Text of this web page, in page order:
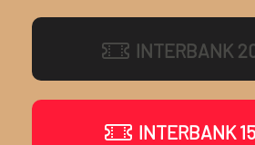
INTERBANK
INTERBANK